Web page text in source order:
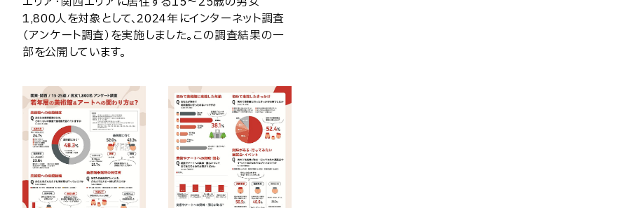
1,800人を対象として、2024年にインターネット調査
（アンケート調査）を実施しました。この調査結果の一
部を公開しています。